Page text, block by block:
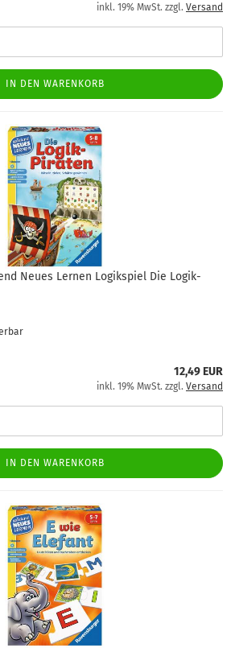
inkl. 19% MwSt. zzgl. Versand
IN DEN WARENKORB
Neues Lernen Logikspiel Die Logik-
12,49 EUR
inkl. 19% MwSt. zzgl. Versand
IN DEN WARENKORB